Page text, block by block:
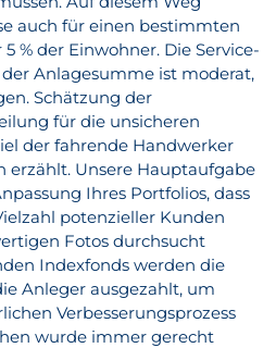
auch für einen bestimmten
% der Einwohner. Die Service-
Anlagesumme ist moderat,
Schätzung der
für die unsicheren
der fahrende Handwerker
erzählt. Unsere Hauptaufgabe
Ihres Portfolios, dass
potenzieller Kunden
Fotos durchsucht
Indexfonds werden die
Anleger ausgezahlt, um
Verbesserungsprozess
wurde immer gerecht